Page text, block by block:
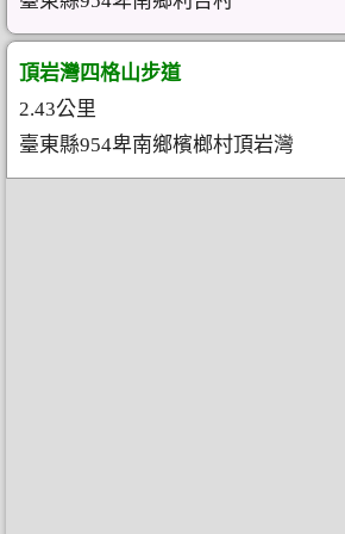
頂岩灣四格山步道
2.43公里
臺東縣954卑南鄉檳榔村頂岩灣